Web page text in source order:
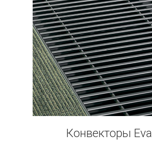
Конвекторы Eva